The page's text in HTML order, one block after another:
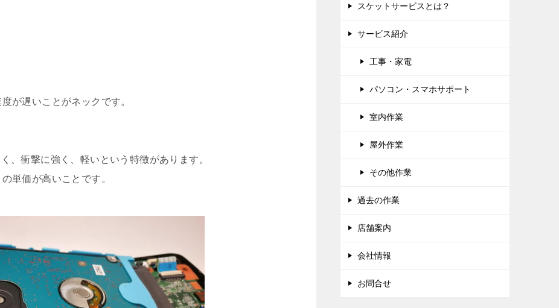
が遅いことがネックです。
、衝撃に強く、軽いという特徴があります。
単価が高いことです。
スケットサービスとは？
サービス紹介
工事・家電
パソコン・スマホサポート
室内作業
屋外作業
その他作業
過去の作業
店舗案内
会社情報
お問合せ